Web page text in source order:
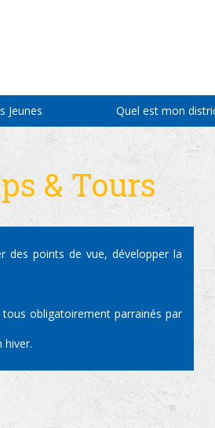
Jeunes Quel est mon
& Tours
des points de vue, développer la
obligatoirement parrainés par
hiver.